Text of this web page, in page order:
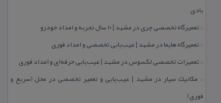
بادی
:: تعمیرگاه تخصصی چری در مشهد | ۱۰ سال تجربه و امداد خودرو
:: تعمیرگاه هایما در مشهد | عیب‌یابی تخصصی و امداد فوری
:: تعمیرات تخصصی لكسوس در مشهد | عیب‌یابی حرفه‌ای و امداد فوری
:: مكانیك سیار در مشهد | عیب‌یابی و تعمیر تخصصی در محل (سریع و
فوری)